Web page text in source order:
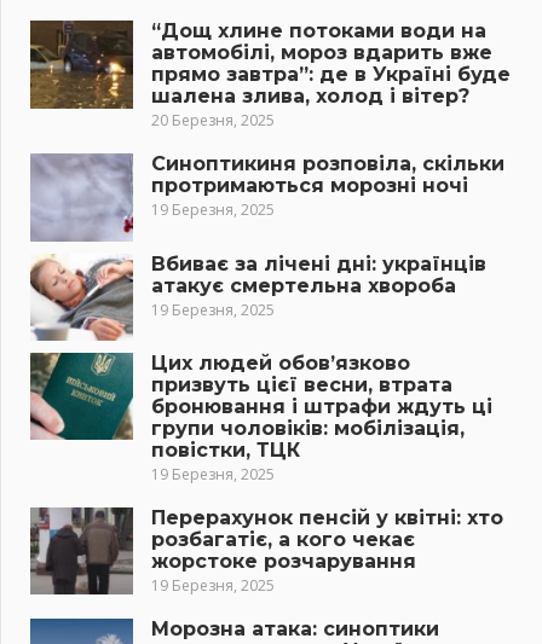
“Дощ хлине потоками води на
автомобілі, мороз вдарить вже
прямо завтра”: де в Україні буде
шалена злива, холод і вітер?
20 Березня, 2025
Синоптикиня розповіла, скільки
протримаються морозні ночі
19 Березня, 2025
Вбиває за лічені дні: українців
атакує смертельна хвороба
19 Березня, 2025
Цих людей обов’язково
призвуть цієї весни, втрата
бронювання і штрафи ждуть ці
групи чоловіків: мобілізація,
повістки, ТЦК
19 Березня, 2025
Перерахунок пенсій у квітні: хто
розбагатіє, а кого чекає
жорстоке розчарування
19 Березня, 2025
Морозна атака: синоптики